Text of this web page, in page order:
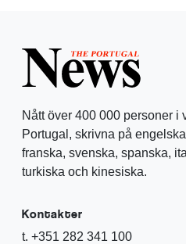
Nått över 400 000 personer i
Portugal, skrivna på
franska, svenska, spanska,
turkiska och kinesiska.
Kontakter
t. +351 282 341 100